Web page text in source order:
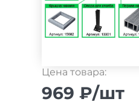
Цена товара:
969 ₽/шт